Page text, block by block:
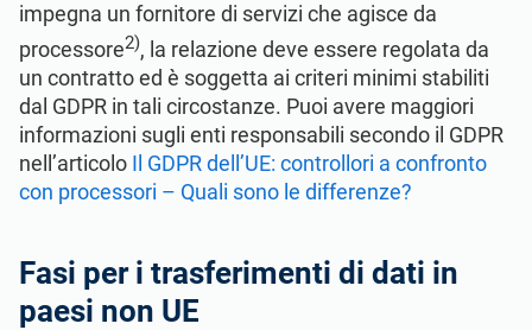
impegna un fornitore di servizi che agisce da
processore2), la relazione deve essere regolata da
un contratto ed è soggetta ai criteri minimi stabiliti
dal GDPR in tali circostanze. Puoi avere maggiori
informazioni sugli enti responsabili secondo il GDPR
nell’articolo Il GDPR dell’UE: controllori a confronto
con processori – Quali sono le differenze?
Fasi per i trasferimenti di dati in
paesi non UE